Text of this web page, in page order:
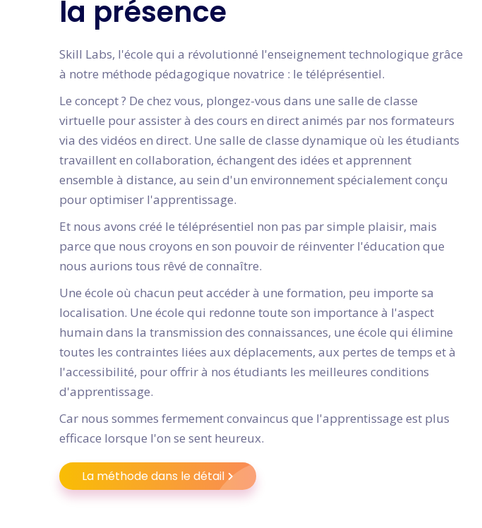
la présence
Skill Labs, l'école qui a révolutionné l'enseignement technologique grâce
à notre méthode pédagogique novatrice : le téléprésentiel.
Le concept ? De chez vous, plongez-vous dans une salle de classe
virtuelle pour assister à des cours en direct animés par nos formateurs
via des vidéos en direct. Une salle de classe dynamique où les étudiants
travaillent en collaboration, échangent des idées et apprennent
ensemble à distance, au sein d'un environnement spécialement conçu
pour optimiser l'apprentissage.
Et nous avons créé le téléprésentiel non pas par simple plaisir, mais
parce que nous croyons en son pouvoir de réinventer l'éducation que
nous aurions tous rêvé de connaître.
Une école où chacun peut accéder à une formation, peu importe sa
localisation. Une école qui redonne toute son importance à l'aspect
humain dans la transmission des connaissances, une école qui élimine
toutes les contraintes liées aux déplacements, aux pertes de temps et à
l'accessibilité, pour offrir à nos étudiants les meilleures conditions
d'apprentissage.
Car nous sommes fermement convaincus que l'apprentissage est plus
efficace lorsque l'on se sent heureux.
La méthode dans le détail